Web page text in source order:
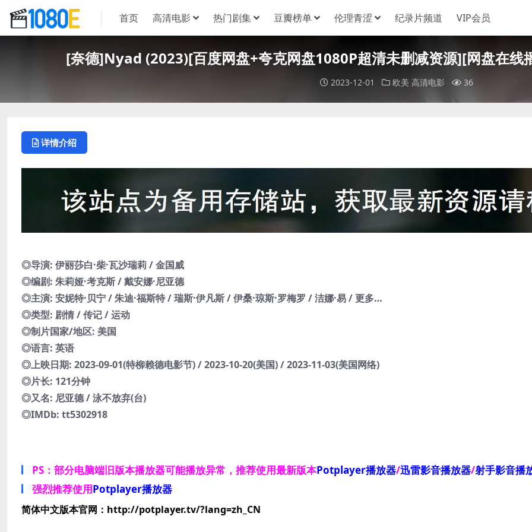
首页 高清电影 热门剧集 豆瓣榜单 伦理青涩 纪录片频道 VIP会员
[奈德]Nyad (2023)[百度网盘+夸克网盘1080P超清未删减资源][网盘在
2023-12-01 欧美 高清电影 36
详情介绍
◎导演: 伊丽莎白·柴·瓦沙瑞莉 / 金国威
◎编剧: 朱莉娅·考克斯 / 戴安娜·尼亚德
◎主演: 安妮特·贝宁 / 朱迪·福斯特 / 瑞斯·伊凡斯 / 伊桑·琼斯·罗梅罗 / 洁娜·易 / 更多…
◎类型: 剧情 / 传记 / 运动
◎制片国家/地区: 美国
◎语言: 英语
◎上映日期: 2023-09-01(特柳赖德电影节) / 2023-10-20(美国) / 2023-11-03(美国网络)
◎片长: 121分钟
◎又名: 尼亚德 / 泳不放弃(台)
◎IMDb: tt5302918
PS：部分电脑端旧版本播放器可能播放异常，推荐使用最新版本Potplayer播放器/迅雷影音播放器/射手影音播
强烈推荐使用Potplayer播放器
简体中文版本官网：http://potplayer.tv/?lang=zh_CN